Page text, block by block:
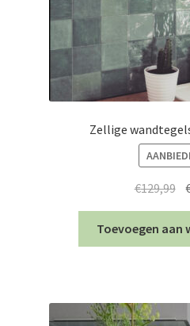
Zellige
€129,99
Toevoegen aan